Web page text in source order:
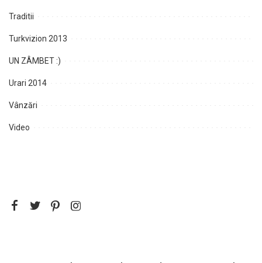
Traditii
Turkvizion 2013
UN ZÂMBET :)
Urari 2014
Vânzări
Video